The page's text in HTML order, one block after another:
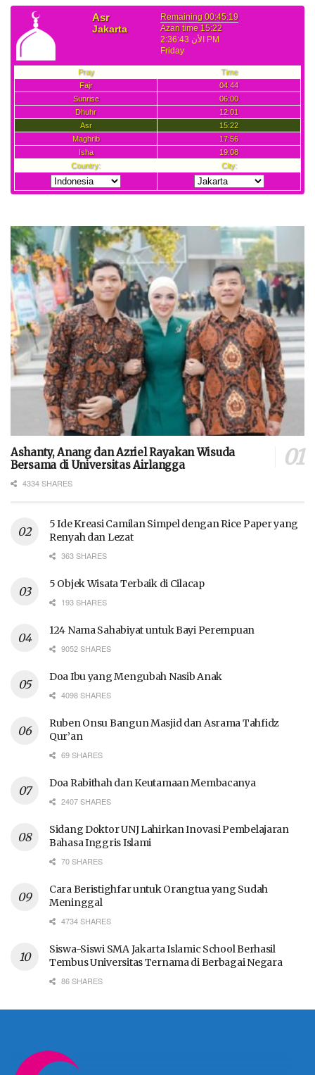
Ashanty, Anang dan Azriel Rayakan Wisuda
Bersama di Universitas Airlangga
4334 SHARES
5 Ide Kreasi Camilan Simpel dengan Rice Paper yang
Renyah dan Lezat
363 SHARES
5 Objek Wisata Terbaik di Cilacap
193 SHARES
124 Nama Sahabiyat untuk Bayi Perempuan
9052 SHARES
Doa Ibu yang Mengubah Nasib Anak
4098 SHARES
Ruben Onsu Bangun Masjid dan Asrama Tahfidz
Qur’an
69 SHARES
Doa Rabithah dan Keutamaan Membacanya
2407 SHARES
Sidang Doktor UNJ Lahirkan Inovasi Pembelajaran
Bahasa Inggris Islami
70 SHARES
Cara Beristighfar untuk Orangtua yang Sudah
Meninggal
4734 SHARES
Siswa-Siswi SMA Jakarta Islamic School Berhasil
Tembus Universitas Ternama di Berbagai Negara
86 SHARES